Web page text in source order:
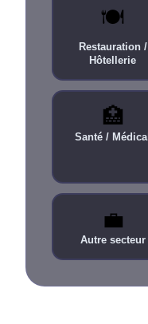
🍽️
Restauration /
Hôtellerie
🏥
Santé / Médical
💼
Autre secteur